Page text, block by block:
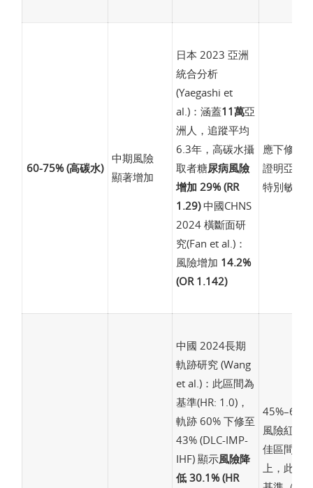
60-75% (高碳水)
中期風險
顯著增加
日本 2023 亞洲
統合分析
(Yaegashi et
al.)：涵蓋11萬亞
洲人，追蹤平均
6.3年，高碳水攝
取者糖尿病風險
增加 29% (RR
1.29)中國CHNS
2024 橫斷面研
究(Fan et al.)：
風險增加 14.2%
(OR 1.142)
應下修碳
證明亞洲
特別敏感
中國 2024長期
軌跡研究 (Wang
et al.)：此區間為
基準(HR: 1.0)，
軌跡 60% 下修至
43% (DLC-IMP-
IHF) 顯示風險降
低 30.1% (HR
風險紅線
佳區間」
上，此區